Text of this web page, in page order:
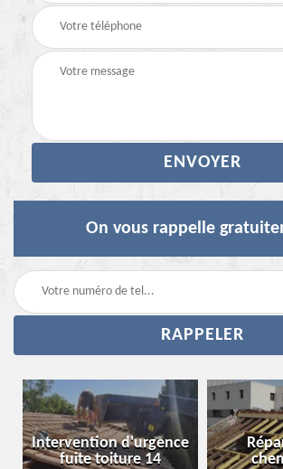
On vous rappelle
Intervention d'urgence
fuite toiture 14